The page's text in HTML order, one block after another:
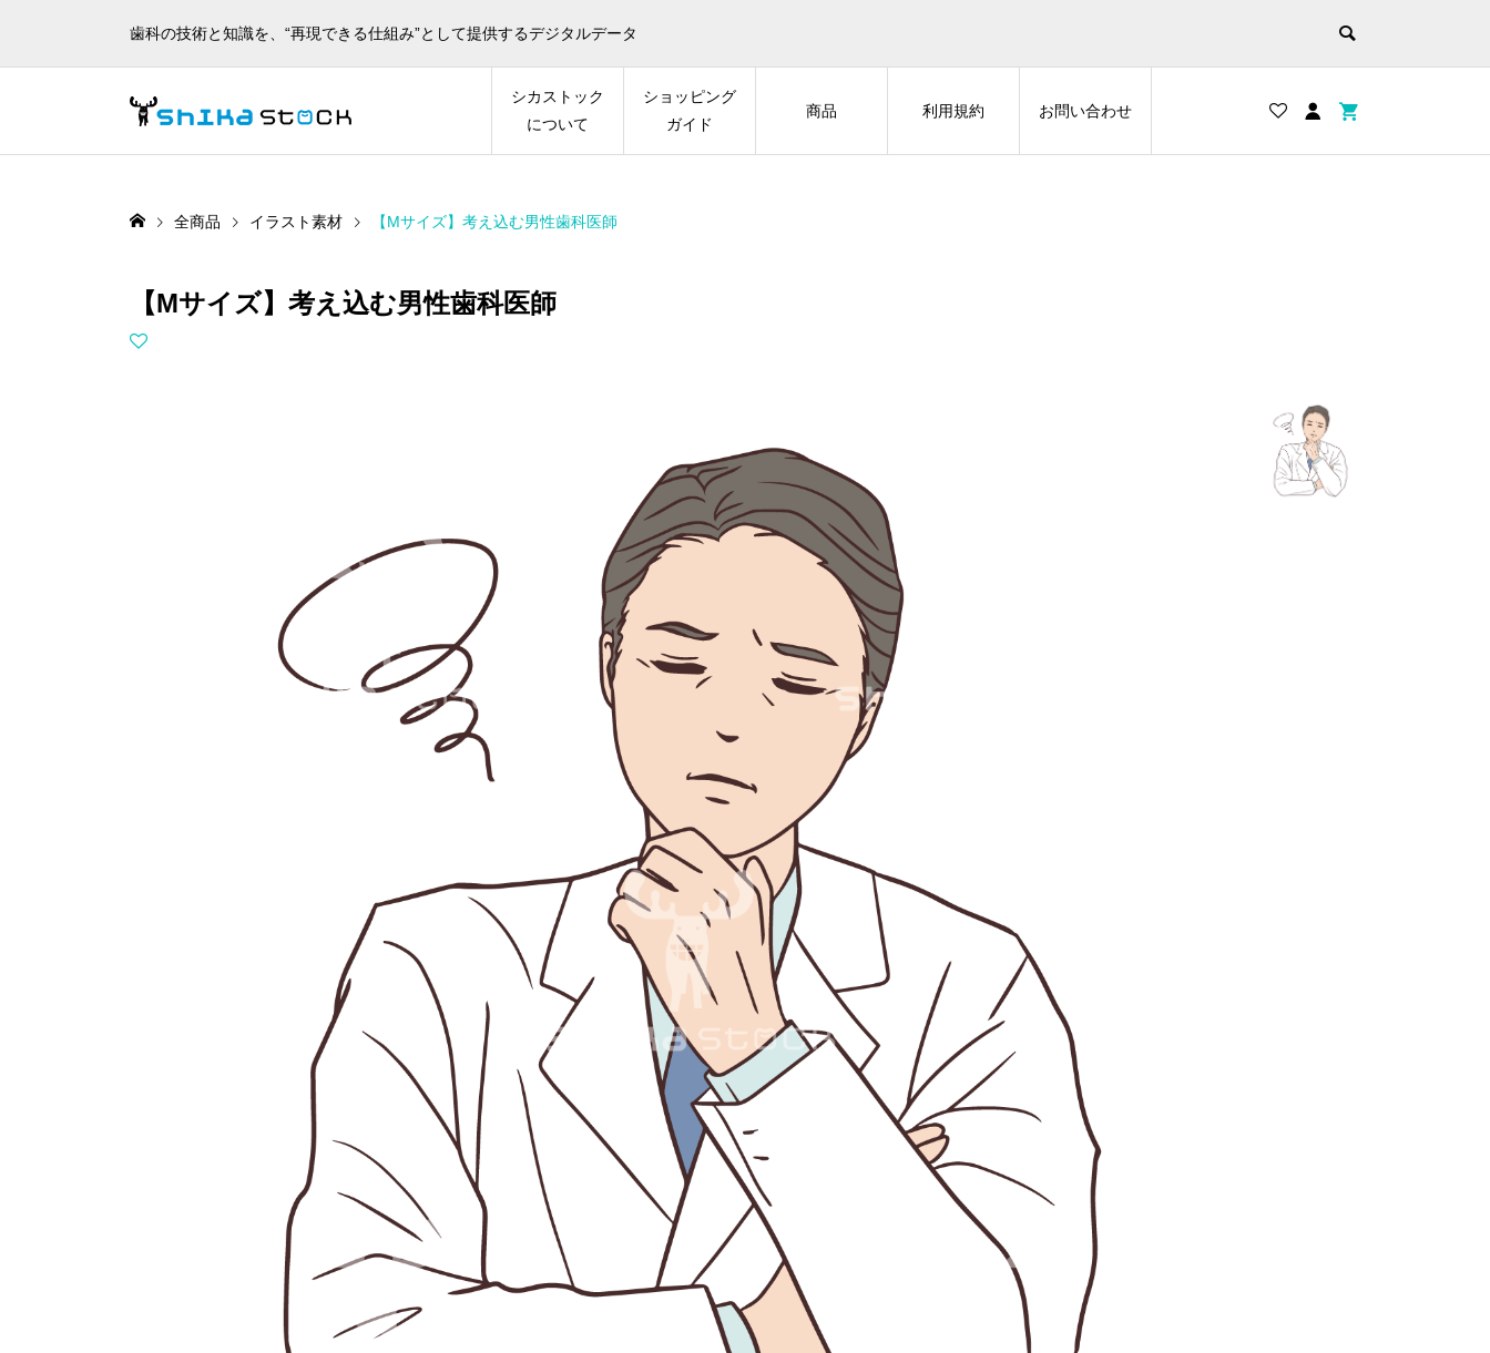
歯科の技術と知識を、“再現できる仕組み”として提供するデジタルデータ
シカストック
について
ショッピング
ガイド
商品 利用規約 お問い合わせ
全商品 イラスト素材 【Mサイズ】考え込む男性歯科医師
【Mサイズ】考え込む男性歯科医師